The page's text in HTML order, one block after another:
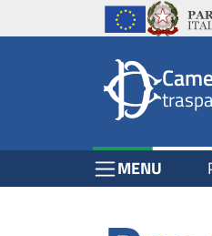
Salta al contenuto principale
Salta al menu di navigazione
top
Istituzioni
Unione Europea
Parlamento
Menu Bar block
MENU
Salta al contenuto principale
Salta al menu di navigazione
Vai a inizio pagina